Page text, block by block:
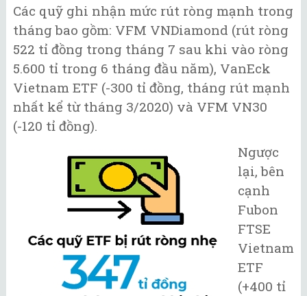
Các quỹ ghi nhận mức rút ròng mạnh trong
tháng bao gồm: VFM VNDiamond (rút ròng
522 tỉ đồng trong tháng 7 sau khi vào ròng
5.600 tỉ trong 6 tháng đầu năm), VanEck
Vietnam ETF (-300 tỉ đồng, tháng rút mạnh
nhất kể từ tháng 3/2020) và VFM VN30
(-120 tỉ đồng).
Ngược
lại, bên
cạnh
Fubon
FTSE
Vietnam
ETF
(+400 tỉ